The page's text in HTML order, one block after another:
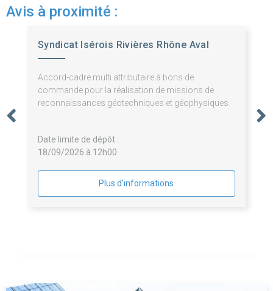
Avis à proximité :
Syndicat Isérois Rivières Rhône Aval
Accord-cadre multi attributaire à bons de
commande pour la réalisation de missions de
reconnaissances géotechniques et géophysiques
Date limite de dépôt :
18/09/2026 à 12h00
Plus d'informations